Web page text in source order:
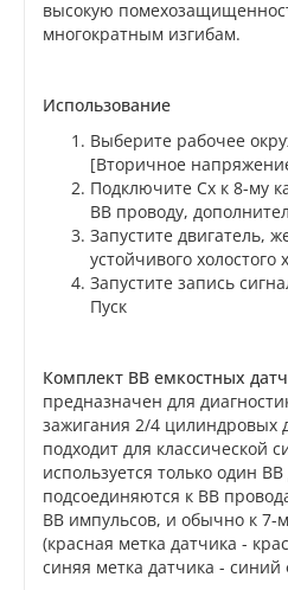
высокую
многократным изгибам.
Использование
Выберите рабочее
[Вторичное
Подключите Cx к 8-му
ВВ проводу,
Запустите двигатель,
устойчивого холостого
Запустите запись
Пуск
Комплект ВВ емкостных
предназначен для
зажигания 2/4 цилиндровых
подходит для классической
используется только один
подсоединяются к ВВ
ВВ импульсов, и обычно к 7-
(красная метка датчика -
синяя метка датчика - синий